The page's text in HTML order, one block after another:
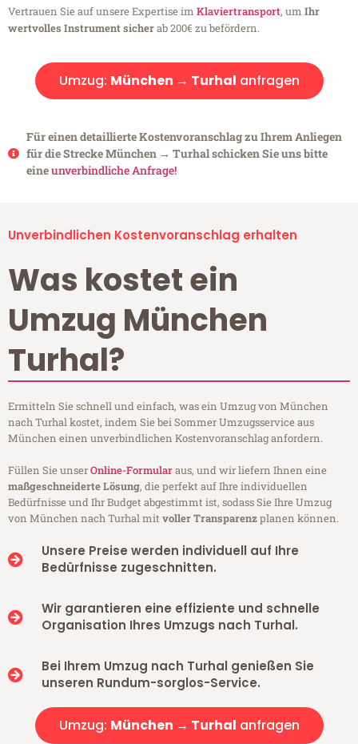
Vertrauen Sie auf unsere Expertise im Klaviertransport, um Ihr
wertvolles Instrument sicherab 200€ zu befördern.
Umzug: München → Turhal anfragen
Für einen detaillierte Kostenvoranschlag zu Ihrem Anliegen
für die Strecke München → Turhal schicken Sie uns bitte
eineunverbindliche Anfrage!
Unverbindlichen Kostenvoranschlag erhalten
Was kostet ein
Umzug München
Turhal?
Ermitteln Sie schnell und einfach, was ein Umzug von München
nach Turhal kostet, indem Sie bei Sommer Umzugsservice aus
München einen unverbindlichen Kostenvoranschlag anfordern.
Füllen Sie unserOnline-Formularaus, und wir liefern Ihnen eine
maßgeschneiderte Lösung, die perfekt auf Ihre individuellen
Bedürfnisse und Ihr Budget abgestimmt ist, sodass Sie Ihre Umzug
von München nach Turhal mitvoller Transparenzplanen können.
Unsere Preise werden individuell auf Ihre
Bedürfnisse zugeschnitten.
Wir garantieren eine effiziente und schnelle
Organisation Ihres Umzugs nach Turhal.
Bei Ihrem Umzug nach Turhal genießen Sie
unseren Rundum-sorglos-Service.
Umzug: München → Turhal anfragen